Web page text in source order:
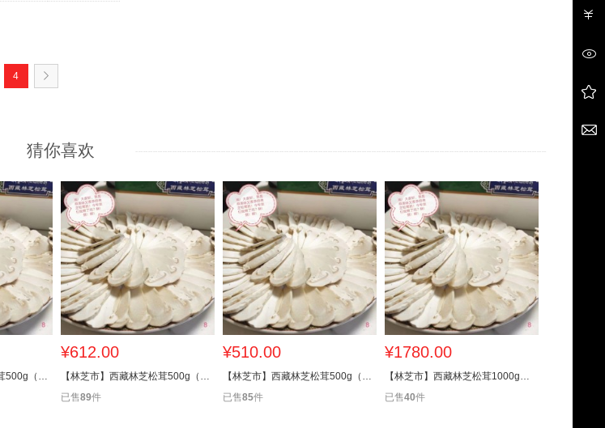
4
猜你喜欢
【林芝市】西藏林芝松茸500g（7厘米-9厘米）
¥612.00
【林芝市】西藏林芝松茸500g（5厘米-7厘米）
已售89件
¥510.00
【林芝市】西藏林芝松茸500g（3厘米-5厘米）
已售85件
¥1780.00
【林芝市】西藏林芝松茸1000g（12厘米以上）
已售40件